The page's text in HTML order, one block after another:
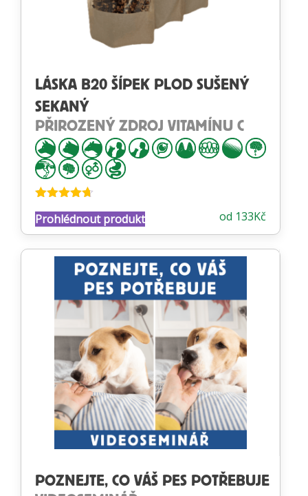
LÁSKA B20 ŠÍPEK PLOD SUŠENÝ
SEKANÝ
PŘIROZENÝ ZDROJ VITAMÍNU C
4.65z 5 od 133Kč
Prohlédnout produkt
POZNEJTE, CO VÁŠ PES POTŘEBUJE